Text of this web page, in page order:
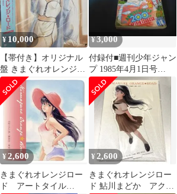
¥ 10,000
【帯付き】オリジナル
盤 きまぐれオレンジロ
ード Sound Color1
¥3,000
付録付■週刊少年ジャン
プ 1985年4月1日号
No.16 キャプテン翼
¥2,600
きまぐれオレンジロー
ド アートタイル
¥ 2,600
きまぐれオレンジロー
ド 鮎川まどか アクリ